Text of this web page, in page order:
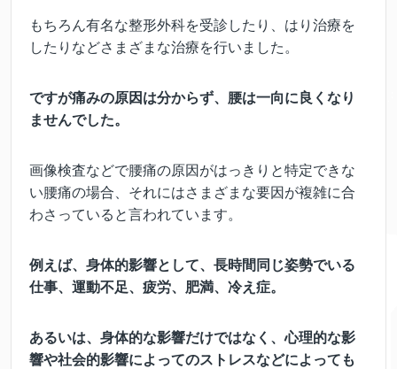
もちろん有名な整形外科を受診したり、はり治療を
したりなどさまざまな治療を行いました。
ですが痛みの原因は分からず、腰は一向に良くなり
ませんでした。
画像検査などで腰痛の原因がはっきりと特定できな
い腰痛の場合、それにはさまざまな要因が複雑に合
わさっていると言われています。
例えば、身体的影響として、長時間同じ姿勢でいる
仕事、運動不足、疲労、肥満、冷え症。
あるいは、身体的な影響だけではなく、心理的な影
響や社会的影響によってのストレスなどによっても